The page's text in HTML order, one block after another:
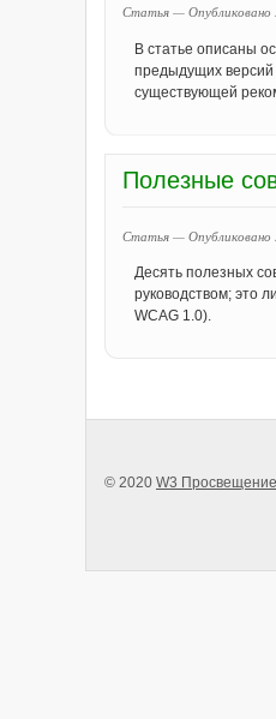
Статья — Опубликовано
В статье описаны
предыдущих версий
существующей
Полезные
Статья — Опубликовано
Десять полезных
руководством; это
WCAG 1.0).
© 2020 W3 Просвещение